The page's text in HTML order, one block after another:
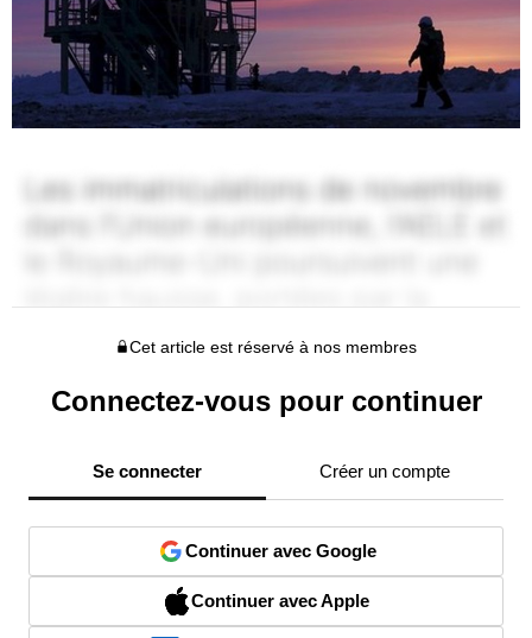
Cet article est réservé à nos membres
Connectez-vous pour continuer
Se connecter Créer un compte
Continuer avec Google
Continuer avec Apple